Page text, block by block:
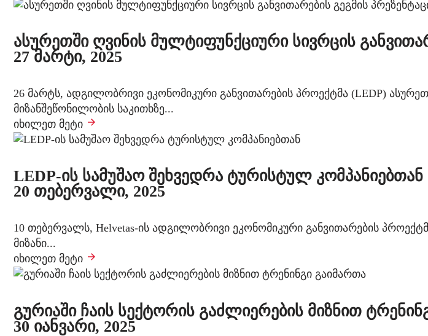
ასურეთში ღვინის მულტიფუნქციური სივრცის
27 მარტი, 2025
26 მარტს, ადგილობრივი ეკონომიკური განვითარების პროექტმა (LEDP)
მიზანშეწონილობის საკითხზე...
იხილეთ მეტი
LEDP-ის სამუშაო შეხვედრა ტურისტულ კომპანიებთან
20 თებერვალი, 2025
10 თებერვალს, Helvetas-ის ადგილობრივი ეკონომიკური განვითარების
მიზანი...
იხილეთ მეტი
გურიაში ჩაის სექტორის გაძლიერების მიზნით
30 იანვარი, 2025